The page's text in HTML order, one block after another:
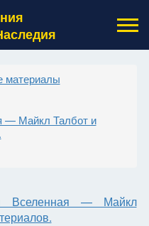
материалы
— Майкл Талбот и
Вселенная — Майкл